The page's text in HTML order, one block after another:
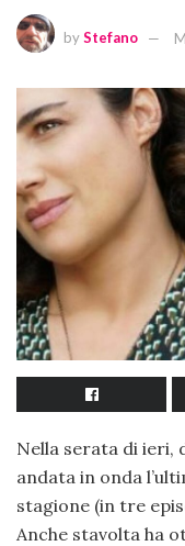
byStefano
Nella serata di ieri,
andata in onda
stagione (in tre
Anche stavolta ha